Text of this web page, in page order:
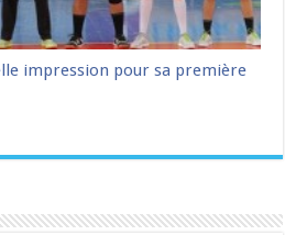
impression pour sa première